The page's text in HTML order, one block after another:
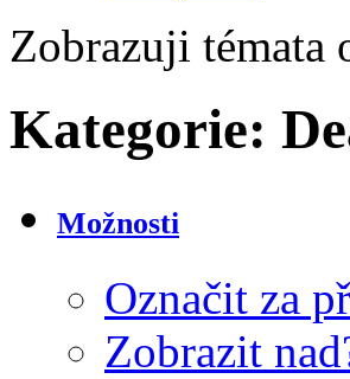
Zobrazuji témata
Kategorie:
Možnosti
Označit za
Zobrazit